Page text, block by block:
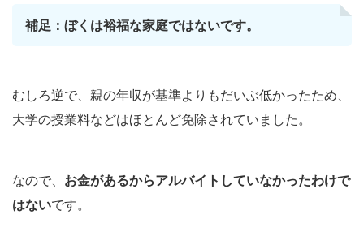
補足：ぼくは裕福な家庭ではないです。
むしろ逆で、親の年収が基準よりもだいぶ低かったため、
大学の授業料などはほとんど免除されていました。
なので、 お金があるからアルバイトしていなかったわけで
はないです。